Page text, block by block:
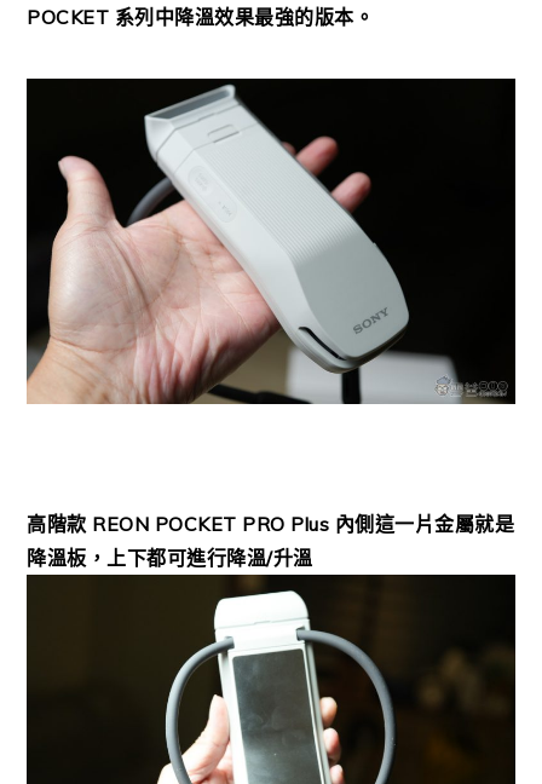
POCKET 系列中降溫效果最強的版本。
高階款 REON POCKET PRO Plus 內側這一片金屬就是
降溫板，上下都可進行降溫/升溫